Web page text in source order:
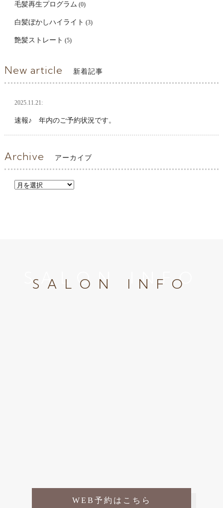
毛髪再生プログラム (0)
白髪ぼかしハイライト (3)
艶髪ストレート (5)
New article 新着記事
2025.11.21:
速報♪ 年内のご予約状況です。
Archive アーカイブ
SALON INFO
SALON INFO
WEB予約はこちら